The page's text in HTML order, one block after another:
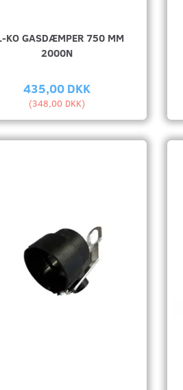
KO GASDÆMPER 750 MM
2000N
435,00 DKK
(348,00 DKK)